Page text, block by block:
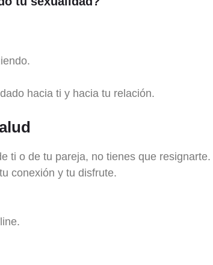
hacia ti y hacia tu relación.
ti o de tu pareja, no tienes que resignarte.
conexión y tu disfrute.